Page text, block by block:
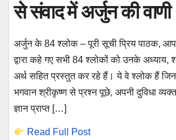
से संवाद में अर्जुन की वाणी
अर्जुन के 84 श्लोक – पूरी सूची प्रिय पाठक,
द्वारा कहे गए सभी 84 श्लोकों को उनके अध्याय,
अर्थ सहित प्रस्तुत कर रहे हैं। ये वे श्लोक हैं
भगवान श्रीकृष्ण से प्रश्न पूछे, अपनी दुविधा
ज्ञान प्राप्त […]
Read Full Post